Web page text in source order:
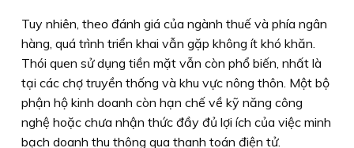
Tuy nhiên, theo đánh giá của ngành thuế và phía ngân
hàng, quá trình triển khai vẫn gặp không ít khó khăn.
Thói quen sử dụng tiền mặt vẫn còn phổ biến, nhất là
tại các chợ truyền thống và khu vực nông thôn. Một bộ
phận hộ kinh doanh còn hạn chế về kỹ năng công
nghệ hoặc chưa nhận thức đầy đủ lợi ích của việc minh
bạch doanh thu thông qua thanh toán điện tử.